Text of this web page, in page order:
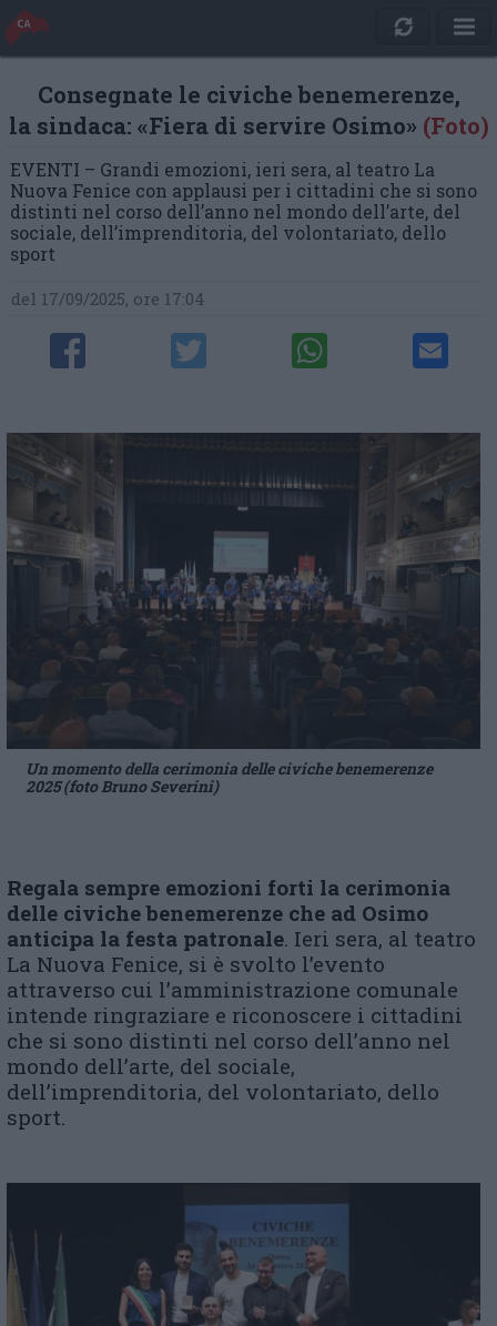
Consegnate le civiche benemerenze,
la sindaca: «Fiera di servire Osimo» (Foto)
EVENTI – Grandi emozioni, ieri sera, al teatro La
Nuova Fenice con applausi per i cittadini che si sono
distinti nel corso dell’anno nel mondo dell’arte, del
sociale, dell’imprenditoria, del volontariato, dello
sport
del 17/09/2025, ore 17:04
Un momento della cerimonia delle civiche benemerenze
2025 (foto Bruno Severini)
Regala sempre emozioni forti la cerimonia
delle civiche benemerenze che ad Osimo
anticipa la festa patronale. Ieri sera, al teatro
La Nuova Fenice, si è svolto l’evento
attraverso cui l’amministrazione comunale
intende ringraziare e riconoscere i cittadini
che si sono distinti nel corso dell’anno nel
mondo dell’arte, del sociale,
dell’imprenditoria, del volontariato, dello
sport.